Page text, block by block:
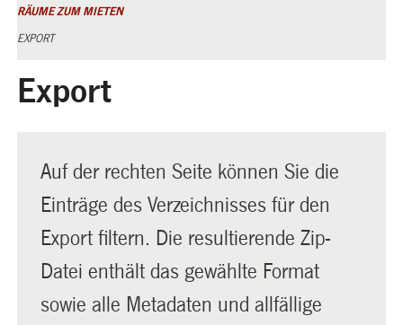
RÄUME ZUM MIETEN
EXPORT
Export
Auf der rechten Seite können Sie die
Einträge des Verzeichnisses für den
Export filtern. Die resultierende Zip-
Datei enthält das gewählte Format
sowie alle Metadaten und allfällige